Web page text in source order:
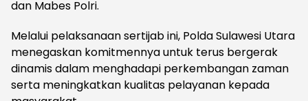
dan Mabes Polri.
Melalui pelaksanaan sertijab ini, Polda Sulawesi Utara
menegaskan komitmennya untuk terus bergerak
dinamis dalam menghadapi perkembangan zaman
serta meningkatkan kualitas pelayanan kepada